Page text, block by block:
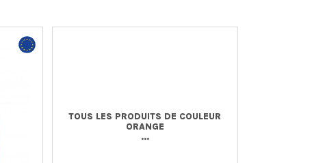
TOUS LES PRODUITS DE COULEUR
ORANGE
...